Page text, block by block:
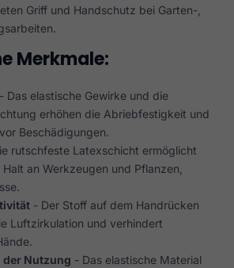
Griff und Handschutz bei Garten-,
Merkmale:
- Das elastische Gewirke und die
erhöhen die Abriebfestigkeit und
Beschädigungen.
rutschfeste Latexschicht ermöglicht
an Werkzeugen und Pflanzen,
- Der Stoff auf dem Handrücken
Luftzirkulation und verhindert
der Nutzung - Das elastische Material